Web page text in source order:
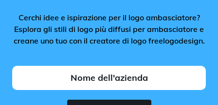
Cerchi idee e ispirazione per il logo ambasciatore?
Esplora gli stili di logo più diffusi per ambasciatore e
creane uno tuo con il creatore di logo freelogodesign.